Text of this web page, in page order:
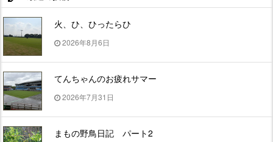
火、ひ、ひったらひ
2026年8月6日
てんちゃんのお疲れサマー
2026年7月31日
まもの野鳥日記 パート2